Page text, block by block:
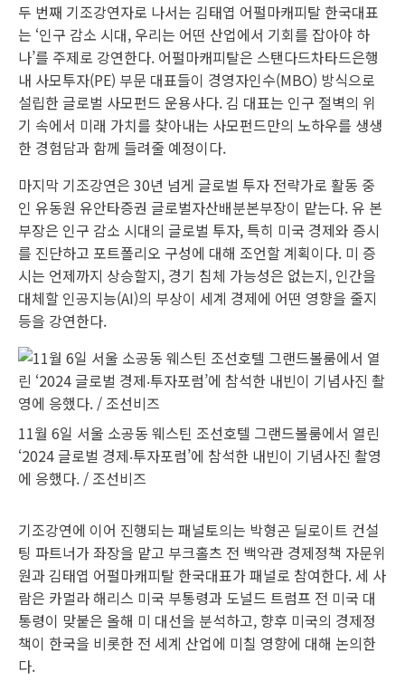
두 번째 기조강연자로 나서는 김태엽 어펄마캐피탈 한국대표
는 ‘인구 감소 시대, 우리는 어떤 산업에서 기회를 잡아야 하
나’를 주제로 강연한다. 어펄마캐피탈은 스탠다드차타드은행
내 사모투자(PE) 부문 대표들이 경영자인수(MBO) 방식으로
설립한 글로벌 사모펀드 운용사다. 김 대표는 인구 절벽의 위
기 속에서 미래 가치를 찾아내는 사모펀드만의 노하우를 생생
한 경험담과 함께 들려줄 예정이다.
마지막 기조강연은 30년 넘게 글로벌 투자 전략가로 활동 중
인 유동원 유안타증권 글로벌자산배분본부장이 맡는다. 유 본
부장은 인구 감소 시대의 글로벌 투자, 특히 미국 경제와 증시
를 진단하고 포트폴리오 구성에 대해 조언할 계획이다. 미 증
시는 언제까지 상승할지, 경기 침체 가능성은 없는지, 인간을
대체할 인공지능(AI)의 부상이 세계 경제에 어떤 영향을 줄지
등을 강연한다.
11월 6일 서울 소공동 웨스틴 조선호텔 그랜드볼룸에서 열린
‘2024 글로벌 경제‧투자포럼’에 참석한 내빈이 기념사진 촬영
에 응했다. / 조선비즈
기조강연에 이어 진행되는 패널토의는 박형곤 딜로이트 컨설
팅 파트너가 좌장을 맡고 부크홀츠 전 백악관 경제정책 자문위
원과 김태엽 어펄마캐피탈 한국대표가 패널로 참여한다. 세 사
람은 카멀라 해리스 미국 부통령과 도널드 트럼프 전 미국 대
통령이 맞붙은 올해 미 대선을 분석하고, 향후 미국의 경제정
책이 한국을 비롯한 전 세계 산업에 미칠 영향에 대해 논의한
다.